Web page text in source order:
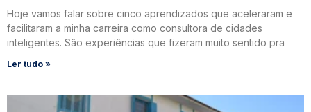
Hoje vamos falar sobre cinco aprendizados que aceleraram e
facilitaram a minha carreira como consultora de cidades
inteligentes. São experiências que fizeram muito sentido pra
Ler tudo »